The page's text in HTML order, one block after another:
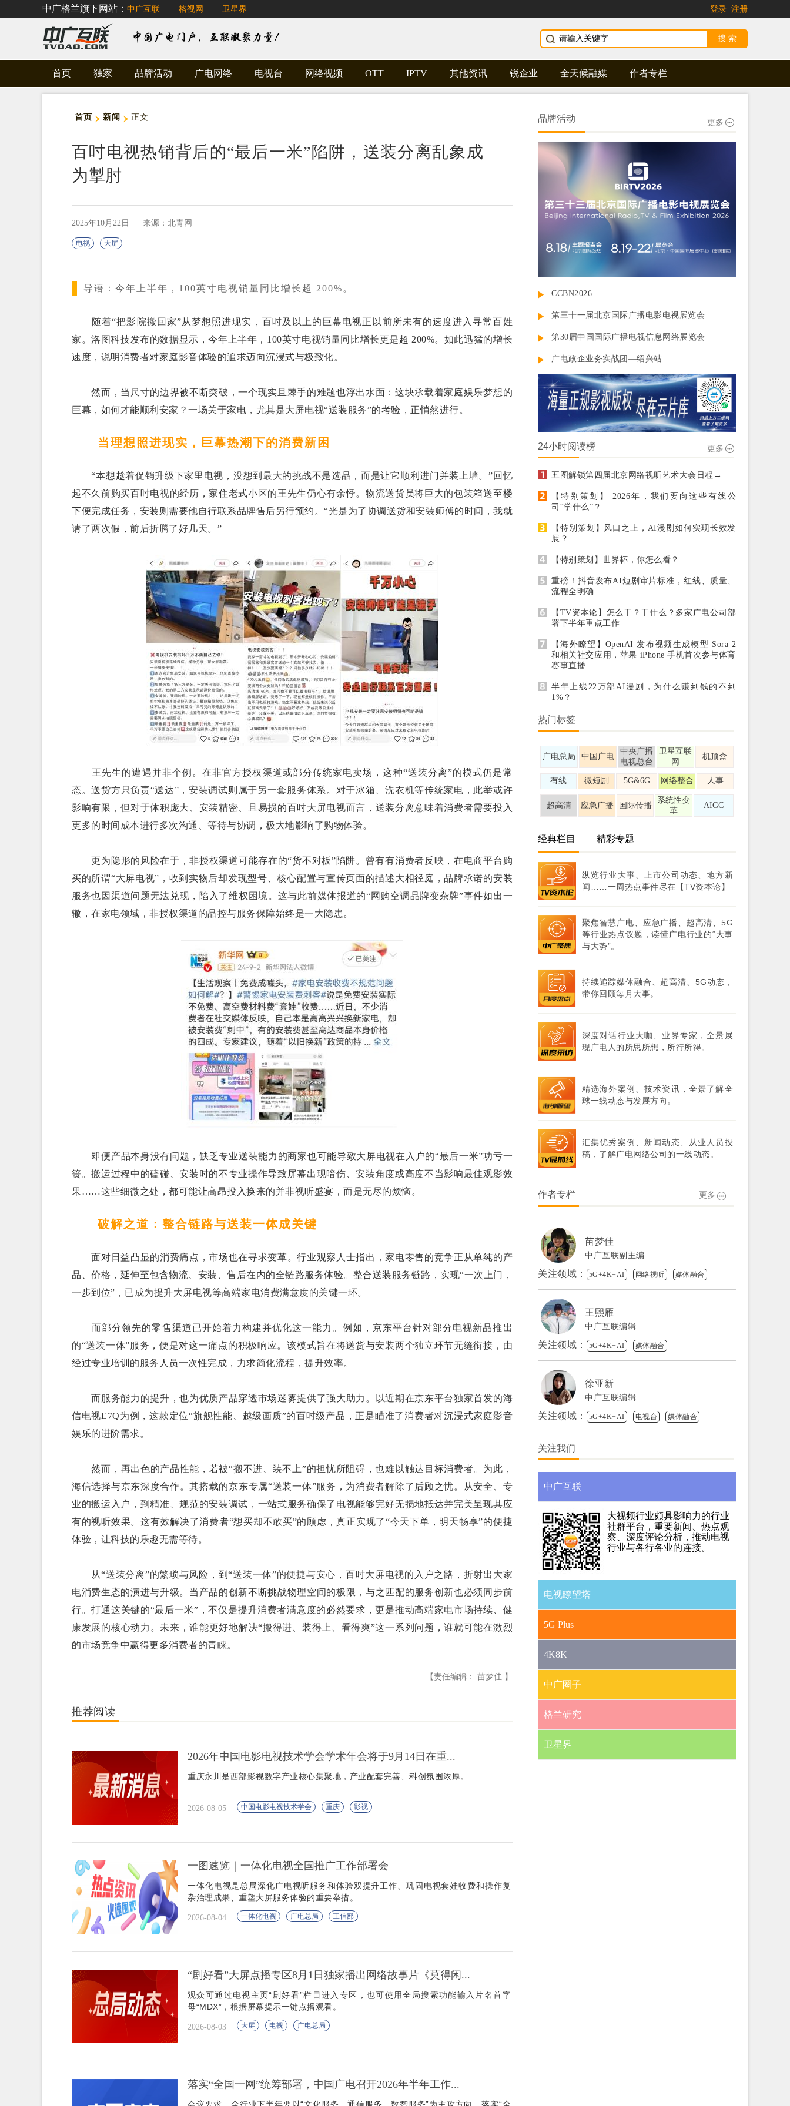
中广格兰旗下网站： 中广互联 格视网 卫星界 登录 注册
首页 独家 品牌活动 广电网络 电视台 网络视频 OTT IPTV 其他资讯 锐企业 全天候融媒 作者专栏
首页 新闻 正文
百吋电视热销背后的“最后一米”陷阱，送装分离乱象成
为掣肘
2025年10月22日 来源：北青网
电视 大屏
导语： 今年上半年，100英寸电视销量同比增长超 200%。
随着“把影院搬回家”从梦想照进现实，百吋及以上的巨幕电视正以前所未有的速度进入寻常百姓
家。洛图科技发布的数据显示，今年上半年，100英寸电视销量同比增长更是超 200%。如此迅猛的增长
速度，说明消费者对家庭影音体验的追求迈向沉浸式与极致化。
然而，当尺寸的边界被不断突破，一个现实且棘手的难题也浮出水面：这块承载着家庭娱乐梦想的
巨幕，如何才能顺利安家？一场关于家电，尤其是大屏电视“送装服务”的考验，正悄然进行。
当理想照进现实，巨幕热潮下的消费新困
“本想趁着促销升级下家里电视，没想到最大的挑战不是选品，而是让它顺利进门并装上墙。”回忆
起不久前购买百吋电视的经历，家住老式小区的王先生仍心有余悸。物流送货员将巨大的包装箱送至楼
下便完成任务，安装则需要他自行联系品牌售后另行预约。“光是为了协调送货和安装师傅的时间，我就
请了两次假，前后折腾了好几天。”
王先生的遭遇并非个例。在非官方授权渠道或部分传统家电卖场，这种“送装分离”的模式仍是常
态。送货方只负责“送达”，安装调试则属于另一套服务体系。对于冰箱、洗衣机等传统家电，此举或许
影响有限，但对于体积庞大、安装精密、且易损的百吋大屏电视而言，送装分离意味着消费者需要投入
更多的时间成本进行多次沟通、等待与协调，极大地影响了购物体验。
更为隐形的风险在于，非授权渠道可能存在的“货不对板”陷阱。曾有有消费者反映，在电商平台购
买的所谓“大屏电视”，收到实物后却发现型号、核心配置与宣传页面的描述大相径庭，品牌承诺的安装
服务也因渠道问题无法兑现，陷入了维权困境。这与此前媒体报道的“网购空调品牌变杂牌”事件如出一
辙，在家电领域，非授权渠道的品控与服务保障始终是一大隐患。
即便产品本身没有问题，缺乏专业送装能力的商家也可能导致大屏电视在入户的“最后一米”功亏一
篑。搬运过程中的磕碰、安装时的不专业操作导致屏幕出现暗伤、安装角度或高度不当影响最佳观影效
果……这些细微之处，都可能让高昂投入换来的并非视听盛宴，而是无尽的烦恼。
破解之道：整合链路与送装一体成关键
面对日益凸显的消费痛点，市场也在寻求变革。行业观察人士指出，家电零售的竞争正从单纯的产
品、价格，延伸至包含物流、安装、售后在内的全链路服务体验。整合送装服务链路，实现“一次上门，
一步到位”，已成为提升大屏电视等高端家电消费满意度的关键一环。
而部分领先的零售渠道已开始着力构建并优化这一能力。例如，京东平台针对部分电视新品推出
的“送装一体”服务，便是对这一痛点的积极响应。该模式旨在将送货与安装两个独立环节无缝衔接，由
经过专业培训的服务人员一次性完成，力求简化流程，提升效率。
而服务能力的提升，也为优质产品穿透市场迷雾提供了强大助力。以近期在京东平台独家首发的海
信电视E7Q为例，这款定位“旗舰性能、越级画质”的百吋级产品，正是瞄准了消费者对沉浸式家庭影音
娱乐的进阶需求。
然而，再出色的产品性能，若被“搬不进、装不上”的担忧所阻碍，也难以触达目标消费者。为此，
海信选择与京东深度合作。其搭载的京东专属“送装一体”服务，为消费者解除了后顾之忧。从安全、专
业的搬运入户，到精准、规范的安装调试，一站式服务确保了电视能够完好无损地抵达并完美呈现其应
有的视听效果。这有效解决了消费者“想买却不敢买”的顾虑，真正实现了“今天下单，明天畅享”的便捷
体验，让科技的乐趣无需等待。
从“送装分离”的繁琐与风险，到“送装一体”的便捷与安心，百吋大屏电视的入户之路，折射出大家
电消费生态的演进与升级。当产品的创新不断挑战物理空间的极限，与之匹配的服务创新也必须同步前
行。打通这关键的“最后一米”，不仅是提升消费者满意度的必然要求，更是推动高端家电市场持续、健
康发展的核心动力。未来，谁能更好地解决“搬得进、装得上、看得爽”这一系列问题，谁就可能在激烈
的市场竞争中赢得更多消费者的青睐。
【责任编辑： 苗梦佳 】
推荐阅读
2026年中国电影电视技术学会学术年会将于9月14日在重...
重庆永川是西部影视数字产业核心集聚地，产业配套完善、科创氛围浓厚。
2026-08-05 中国电影电视技术学会 重庆 影视
一图速览｜一体化电视全国推广工作部署会
一体化电视是总局深化广电视听服务和体验双提升工作、巩固电视套娃收费和操作复
杂治理成果、重塑大屏服务体验的重要举措。
2026-08-04 一体化电视 广电总局 工信部
“剧好看”大屏点播专区8月1日独家播出网络故事片《莫得闲...
观众可通过电视主页“剧好看”栏目进入专区，也可使用全局搜索功能输入片名首字
母“MDX”，根据屏幕提示一键点播观看。
2026-08-03 大屏 电视 广电总局
落实“全国一网”统筹部署，中国广电召开2026年半年工作...
品牌活动 更多
CCBN2026
第三十一届北京国际广播电影电视展览会
第30届中国国际广播电视信息网络展览会
广电政企业务实战团—绍兴站
24小时阅读榜 更多
五图解锁第四届北京网络视听艺术大会日程→
【特别策划】 2026年，我们要向这些有线公
司“学什么”？
【特别策划】风口之上，AI漫剧如何实现长效发
展？
【特别策划】世界杯，你怎么看？
重磅！抖音发布AI短剧审片标准，红线、质量、
流程全明确
【TV资本论】怎么干？干什么？多家广电公司部
署下半年重点工作
【海外瞭望】OpenAI 发布视频生成模型 Sora 2
和相关社交应用，苹果 iPhone 手机首次参与体育
赛事直播
半年上线22万部AI漫剧，为什么赚到钱的不到
1%？
热门标签
广电总局 中国广电
中央广播
电视总台
卫星互联
网
机顶盒
有线 微短剧 5G&6G 网络整合 人事
超高清 应急广播 国际传播
系统性变
革
AIGC
经典栏目 精彩专题
纵览行业大事、上市公司动态、地方新
闻……一周热点事件尽在【TV资本论】
聚焦智慧广电、应急广播、超高清、5G
等行业热点议题，读懂广电行业的“大事
与大势”。
持续追踪媒体融合、超高清、5G动态，
带你回顾每月大事。
深度对话行业大咖、业界专家，全景展
现广电人的所思所想，所行所得。
精选海外案例、技术资讯，全景了解全
球一线动态与发展方向。
汇集优秀案例、新闻动态、从业人员投
稿，了解广电网络公司的一线动态。
作者专栏 更多
苗梦佳
中广互联副主编
关注领域： 5G+4K+AI 网络视听 媒体融合
王熙雁
中广互联编辑
关注领域： 5G+4K+AI 媒体融合
徐亚新
中广互联编辑
关注领域： 5G+4K+AI 电视台 媒体融合
关注我们
中广互联
大视频行业颇具影响力的行业
社群平台，重要新闻、热点观
察、深度评论分析，推动电视
行业与各行各业的连接。
电视瞭望塔
5G Plus
4K8K
中广圈子
格兰研究
卫星界